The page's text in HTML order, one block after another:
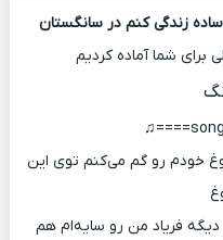
زندگی کنم در سانگستان
برای شما آماده کردیم
خودم رو گم می‌کنم توی این
فریاد من رو سایه‌ام ‌هم